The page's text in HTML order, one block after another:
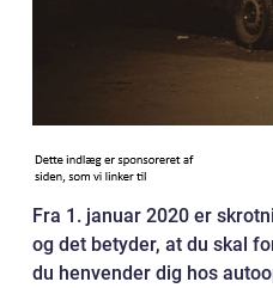
Fra 1. januar 2020 er
og det betyder, at du skal
du henvender dig hos